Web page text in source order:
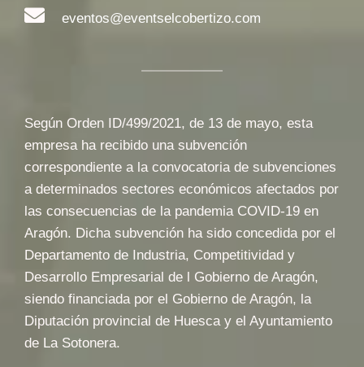
eventos@eventselcobertizo.com
Según Orden ID/499/2021, de 13 de mayo, esta
empresa ha recibido una subvención
correspondiente a la convocatoria de subvenciones
a determinados sectores económicos afectados por
las consecuencias de la pandemia COVID-19 en
Aragón. Dicha subvención ha sido concedida por el
Departamento de Industria, Competitividad y
Desarrollo Empresarial de l Gobierno de Aragón,
siendo financiada por el Gobierno de Aragón, la
Diputación provincial de Huesca y el Ayuntamiento
de La Sotonera.